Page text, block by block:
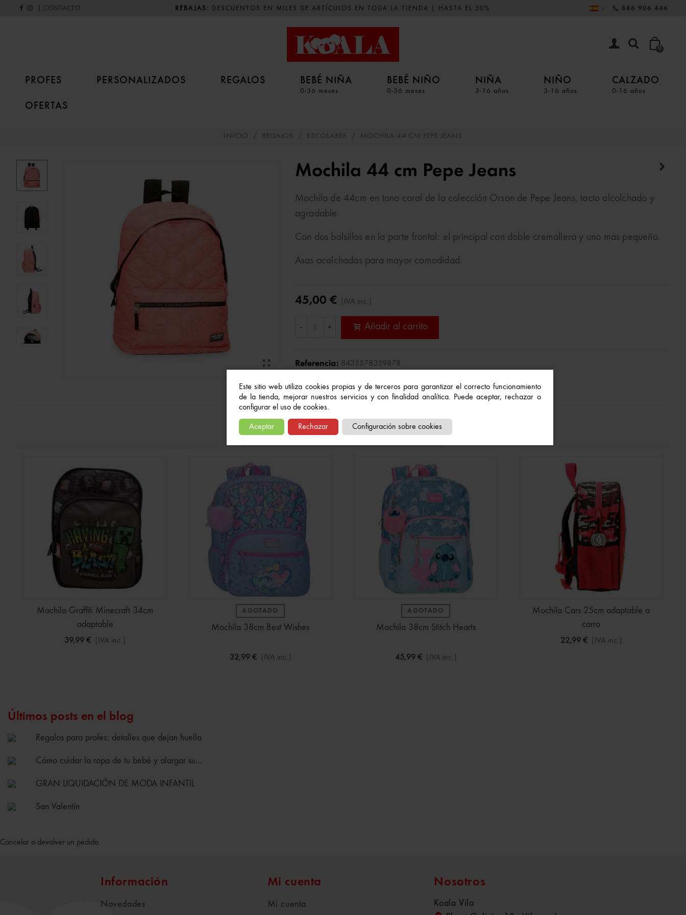
Este sitio web utiliza cookies propias y de terceros para garantizar el correcto funcionamiento
de la tienda, mejorar nuestros servicios y con finalidad analítica. Puede aceptar, rechazar o
configurar el uso de cookies.
Aceptar Rechazar Configuración sobre cookies
CONTACTO REBAJAS: DESCUENTOS EN MILES DE ARTÍCULOS EN TODA LA TIENDA | HASTA EL 50% 886 906 446
0
PROFES PERSONALIZADOS REGALOS BEBÉ NIÑA
0-36 meses
BEBÉ NIÑO
0-36 meses
NIÑA
3-16 años
NIÑO
3-16 años
CALZADO
0-16 años
OFERTAS
INICIO / REGALOS / ESCOLARES / MOCHILA 44 CM PEPE JEANS
Mochila 44 cm Pepe Jeans
Mochila de 44cm en tono coral de la colección Orson de Pepe Jeans, tacto alcolchado y
agradable.
Con dos bolsillos en la parte frontal: el principal con doble cremallera y uno más pequeño.
Asas acolchadas para mayor comodidad.
45,00 € (IVA inc.)
- + Añadir al carrito
Referencia: 8435578359878
Quizás también te gusten...
Mochila Graffiti Minecraft 34cm
adaptable
39,99 € (IVA inc.)
AGOTADO
Mochila 38cm Best Wishes
32,99 € (IVA inc.)
AGOTADO
Mochila 38cm Stitch Hearts
45,99 € (IVA inc.)
Mochila Cars 25cm adaptable a
carro
22,99 € (IVA inc.)
Últimos posts en el blog
Regalos para profes: detalles que dejan huella
Cómo cuidar la ropa de tu bebé y alargar su...
GRAN LIQUIDACIÓN DE MODA INFANTIL
San Valentín
Cancelar o devolver un pedido
Información
Novedades
Mi cuenta
Mi cuenta
Nosotros
Koala Vila